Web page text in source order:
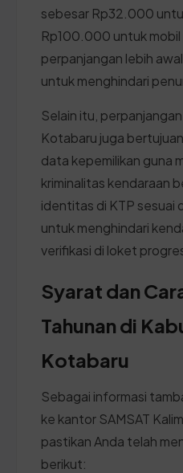
sebesar Rp32.000
Rp100.000 untuk
perpanjangan lebih
untuk menghindari
Selain itu,
Kotabaru juga
data kepemilikan guna
kriminalitas kendaraan
identitas di KTP sesuai
untuk menghindari
verifikasi di loket
Syarat dan
Tahunan di
Kotabaru
Sebagai informasi
ke kantor SAMSAT
pastikan Anda telah
berikut: